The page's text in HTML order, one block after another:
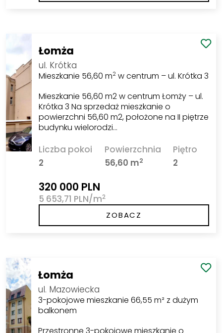
Łomża
ul. Krótka
Mieszkanie 56,60 m2 w centrum – ul. Krótka 3
Mieszkanie 56,60 m2 w centrum Łomży – ul.
Krótka 3 Na sprzedaż mieszkanie o
powierzchni 56,60 m2, położone na II piętrze
budynku wielorodzi…
Liczba pokoi
2
Powierzchnia
56,60 m2
Piętro
2
320 000 PLN
5 653,71 PLN/m2
ZOBACZ
Łomża
ul. Mazowiecka
3-pokojowe mieszkanie 66,55 m² z dużym
balkonem